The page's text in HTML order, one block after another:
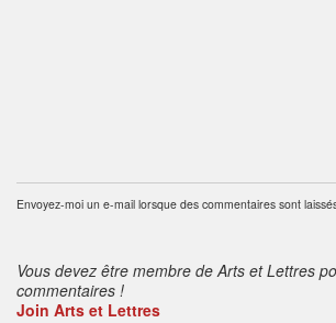
Envoyez-moi un e-mail lorsque des commentaires sont
Vous devez être membre de Arts et Lettres
commentaires !
Join Arts et Lettres